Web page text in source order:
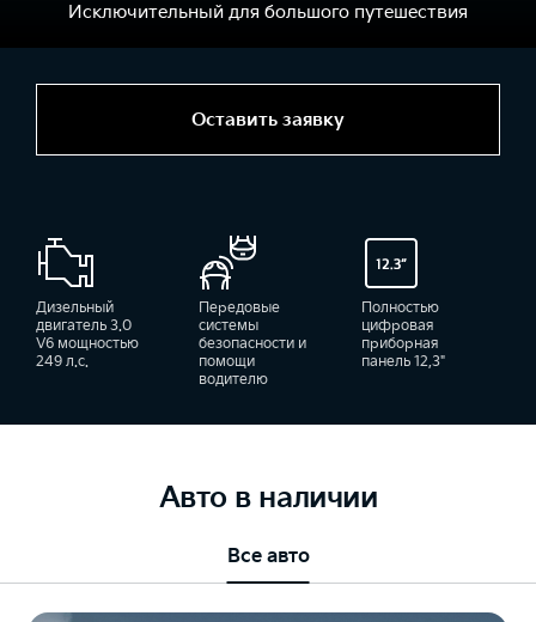
Оставить заявку
Исключительный для большого путешествия
Дизельный
двигатель 3.0
V6 мощностью
249 л.с.
Передовые
системы
безопасности и
помощи
водителю
Полностью
цифровая
приборная
панель 12,3"
Авто в наличии
Все авто